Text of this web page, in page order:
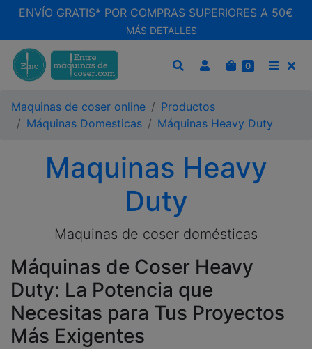
ENVÍO GRATIS* POR COMPRAS SUPERIORES A 50€
MÁS DETALLES
CARRITO
0
Maquinas de coser online
Productos
Máquinas Domesticas
Máquinas Heavy Duty
Maquinas Heavy
Duty
Maquinas de coser domésticas
Máquinas de Coser Heavy
Duty: La Potencia que
Necesitas para Tus Proyectos
Más Exigentes